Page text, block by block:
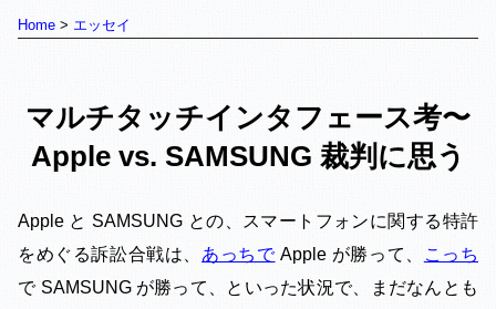
Home エッセイ
マルチタッチインタフェース考〜
Apple vs. SAMSUNG 裁判に思う
Apple と SAMSUNG との、スマートフォンに関する特許
をめぐる訴訟合戦は、 あっちでApple が勝って、
こっち
で SAMSUNG が勝って、といった状況で、まだなんとも